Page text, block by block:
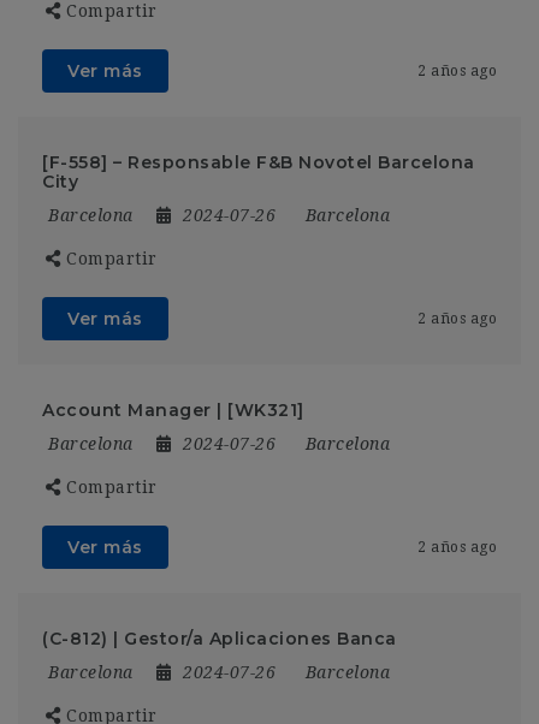
Compartir
Ver más 2 años ago
[F-558] – Responsable F&B Novotel Barcelona
City
Barcelona 2024-07-26 Barcelona
Compartir
Ver más 2 años ago
Account Manager | [WK321]
Barcelona 2024-07-26 Barcelona
Compartir
Ver más 2 años ago
(C-812) | Gestor/a Aplicaciones Banca
Barcelona 2024-07-26 Barcelona
Compartir